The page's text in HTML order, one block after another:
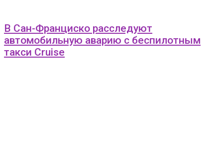
В Сан-Франциско расследуют
автомобильную аварию с беспилотным
такси Cruise